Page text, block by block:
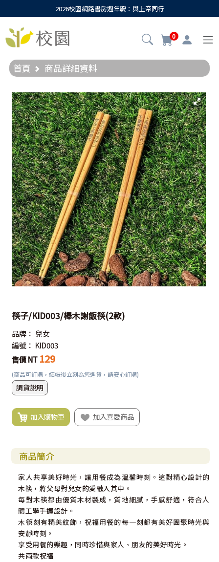
2026校園網路書房週年慶：與上帝同行
0
首頁 商品詳細資料
筷子/KID003/櫸木謝飯筷(2款)
品牌： 兒女
編號： KID003
售價 NT 129
(商品可訂購，結帳後立刻為您進貨，請安心訂購)
調貨說明
加入購物車 加入喜愛商品
商品簡介
家人共享美好時光，讓用餐成為溫馨時刻。這對精心設計的
木筷，將父母對兒女的愛融入其中。
每對木筷都由優質木材製成，質地細膩，手感舒適，符合人
體工學手握設計。
木筷刻有精美紋飾，祝福用餐的每一刻都有美好團聚時光與
安靜時刻。
享受用餐的樂趣，同時珍惜與家人、朋友的美好時光。
共兩款祝福